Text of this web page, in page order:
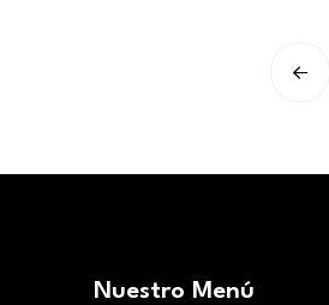
Nuestro Menú